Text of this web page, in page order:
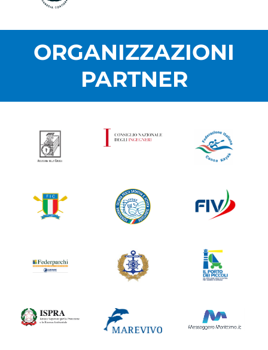
ORGANIZZAZIONI
PARTNER